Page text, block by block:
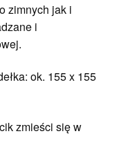
zimnych jak i
i
ok. 155 x 155
zmieści się w